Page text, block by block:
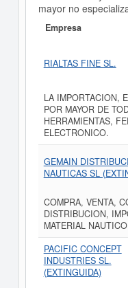
mayor no
Empresa
RIALTAS FINE SL.
LA IMPORTACION,
POR MAYOR DE
HERRAMIENTAS,
ELECTRONICO.
GEMAIN
NAUTICAS SL
COMPRA, VENTA,
DISTRIBUCION,
MATERIAL
PACIFIC CONCEPT
INDUSTRIES SL.
(EXTINGUIDA)